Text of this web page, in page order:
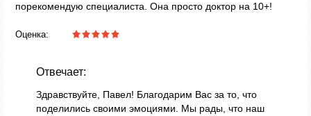
порекомендую специалиста. Она просто доктор на 10+!
Оценка:
Отвечает:
Здравствуйте, Павел! Благодарим Вас за то, что
поделились своими эмоциями. Мы рады, что наш